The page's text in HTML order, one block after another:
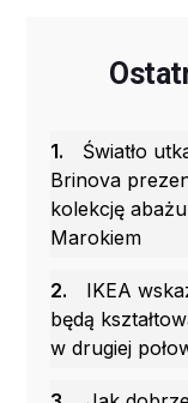
1.
Światło
Brinova
kolekcję
Marokiem
2.
IKEA
będą
w drugiej